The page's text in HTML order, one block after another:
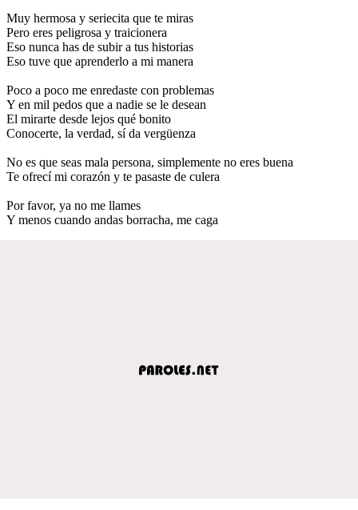
Muy hermosa y seriecita que te miras
Pero eres peligrosa y traicionera
Eso nunca has de subir a tus historias
Eso tuve que aprenderlo a mi manera
Poco a poco me enredaste con problemas
Y en mil pedos que a nadie se le desean
El mirarte desde lejos qué bonito
Conocerte, la verdad, sí da vergüenza
No es que seas mala persona, simplemente no eres buena
Te ofrecí mi corazón y te pasaste de culera
Por favor, ya no me llames
Y menos cuando andas borracha, me caga